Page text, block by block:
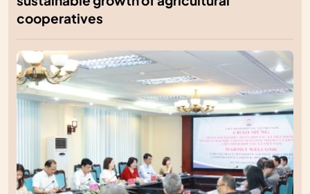
cooperatives